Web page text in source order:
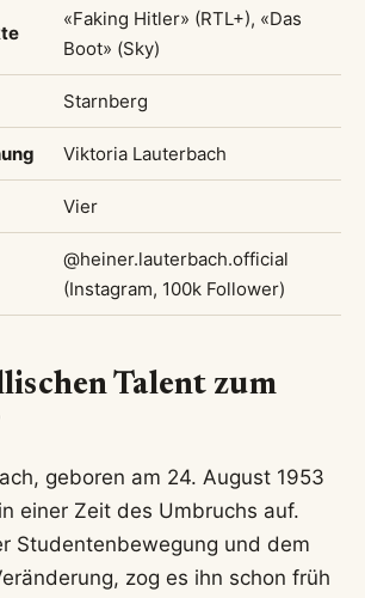
«Faking Hitler» (RTL+), «Das
Boot» (Sky)
Starnberg
Viktoria Lauterbach
Vier
@heiner.lauterbach.official
(Instagram, 100k Follower)
Talent zum
geboren am 24. August 1953
einer Zeit des Umbruchs auf.
Studentenbewegung und dem
zog es ihn schon früh